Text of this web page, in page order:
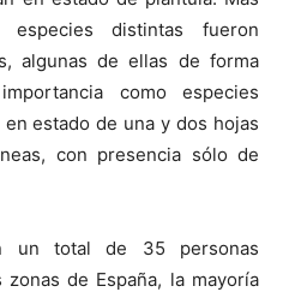
distintas fueron
algunas de ellas de forma
como especies
estado de una y dos hojas
con presencia sólo de
un total de 35 personas
de España, la mayoría